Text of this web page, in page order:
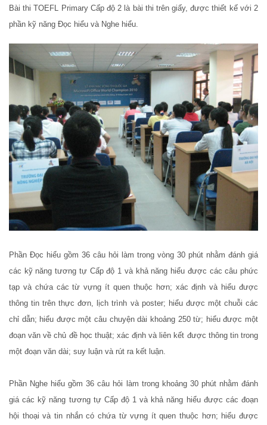
Bài thi TOEFL Primary Cấp độ 2 là bài thi trên giấy, được thiết kế với 2
phần kỹ năng Đọc hiểu và Nghe hiểu.
Phần Đọc hiểu gồm 36 câu hỏi làm trong vòng 30 phút nhằm đánh giá
các kỹ năng tương tự Cấp độ 1 và khả năng hiểu được các câu phức
tạp và chứa các từ vựng ít quen thuộc hơn; xác định và hiểu được
thông tin trên thực đơn, lịch trình và poster; hiểu được một chuỗi các
chỉ dẫn; hiểu được một câu chuyện dài khoảng 250 từ; hiểu được một
đoạn văn về chủ đề học thuật; xác định và liên kết được thông tin trong
một đoạn văn dài; suy luận và rút ra kết luận.
Phần Nghe hiểu gồm 36 câu hỏi làm trong khoảng 30 phút nhằm đánh
giá các kỹ năng tương tự Cấp độ 1 và khả năng hiểu được các đoạn
hội thoại và tin nhắn có chứa từ vựng ít quen thuộc hơn; hiểu được